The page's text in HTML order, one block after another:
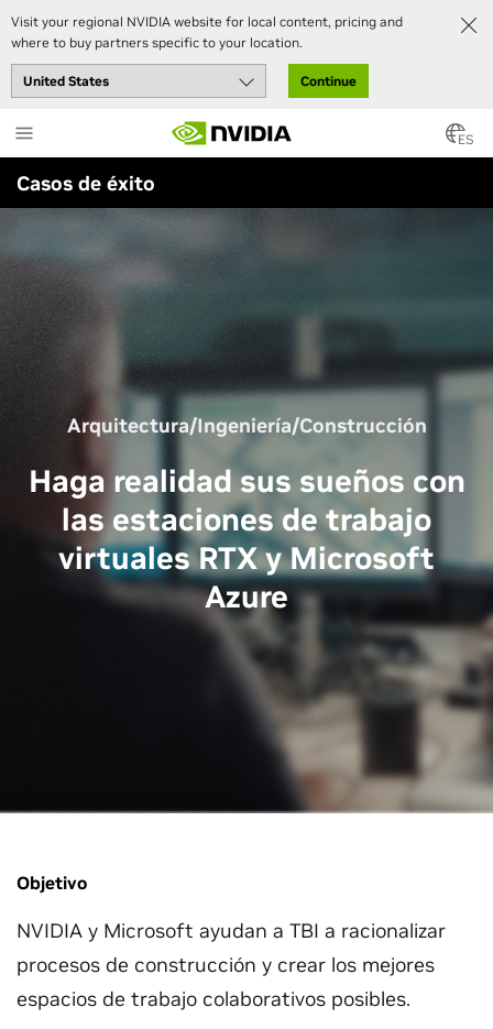
Visit your regional NVIDIA website for local content, pricing and
where to buy partners specific to your location.
Continue
to
main
content
ES
Casos de éxito
Arquitectura/Ingeniería/Construcción
Haga realidad sus sueños con
las estaciones de trabajo
virtuales RTX y Microsoft
Azure
Objetivo
NVIDIA y Microsoft ayudan a TBI a racionalizar
procesos de construcción y crear los mejores
espacios de trabajo colaborativos posibles.